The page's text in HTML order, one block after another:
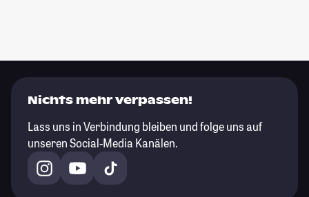
Nichts mehr verpassen!
Lass uns in Verbindung bleiben und folge uns auf
unseren Social-Media Kanälen.